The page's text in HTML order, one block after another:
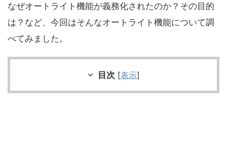
なぜオートライト機能が義務化されたのか？その目的
は？など、今回はそんなオートライト機能について調
べてみました。
目次 [表示]